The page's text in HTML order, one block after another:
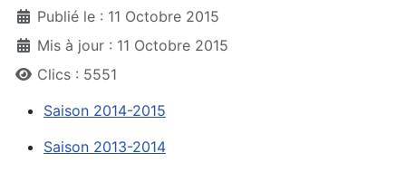
Publié le : 11 Octobre 2015
Mis à jour : 11 Octobre 2015
Clics : 5551
Saison 2014-2015
Saison 2013-2014